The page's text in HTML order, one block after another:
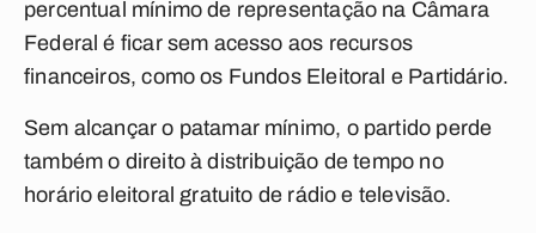
percentual mínimo de representação na Câmara
Federal é ficar sem acesso aos recursos
financeiros, como os Fundos Eleitoral e Partidário.
Sem alcançar o patamar mínimo, o partido perde
também o direito à distribuição de tempo no
horário eleitoral gratuito de rádio e televisão.